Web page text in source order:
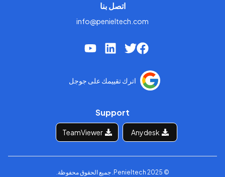
اتصل بنا
info@penieltech.com
اترك تقييمك على جوجل
Support
Anydesk
TeamViewer
© 2025 Penieltech. جميع الحقوق محفوظة.